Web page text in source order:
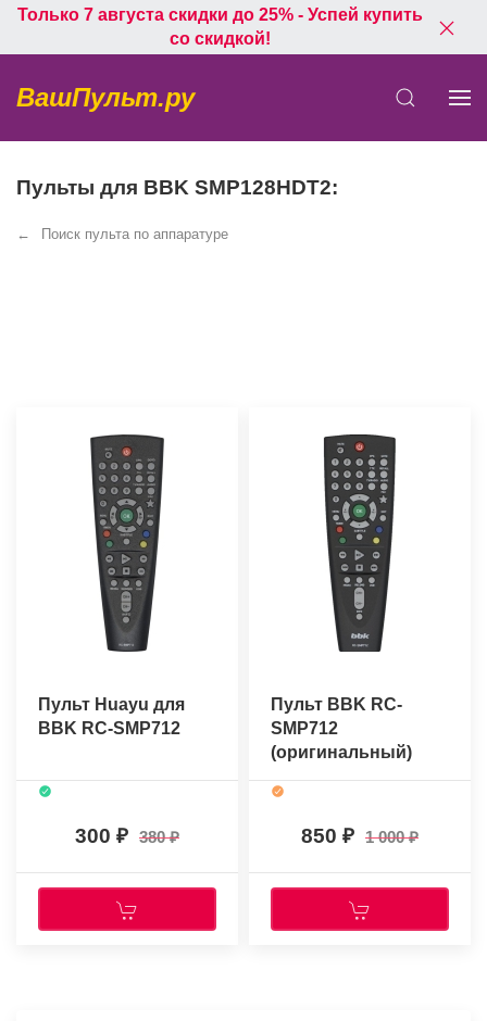
Только 7 августа скидки до 25% - Успей купить
со скидкой!
ВашПульт.ру
Пульты для BBK SMP128HDT2:
Поиск пульта по аппаратуре
Пульт Huayu для
BBK RC-SMP712
300 380
Пульт BBK RC-
SMP712
(оригинальный)
850 1 000